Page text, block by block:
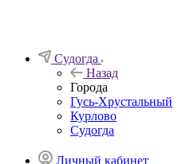
Судогда
Назад
Города
Гусь-Хрустальный
Курлово
Судогда
Личный кабинет